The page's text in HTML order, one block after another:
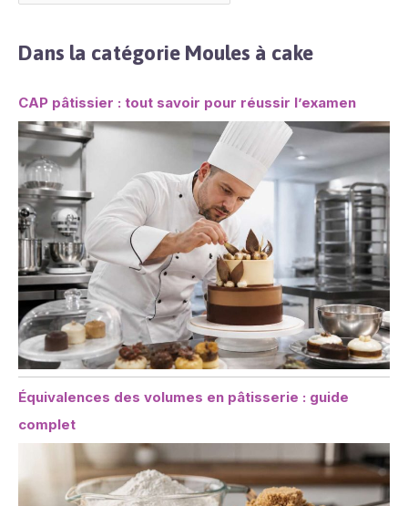
Dans la catégorie Moules à cake
CAP pâtissier : tout savoir pour réussir l’examen
Équivalences des volumes en pâtisserie : guide
complet